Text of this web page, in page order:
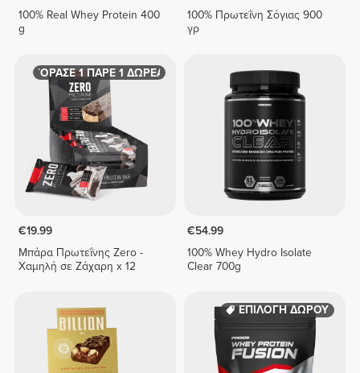
100% Real Whey Protein 400
g
100% Πρωτεΐνη Σόγιας 900
γρ
ΑΓΟΡΑΣΕ 1 ΠΑΡΕ 1 ΔΩΡΕΑΝ
€19.99
Μπάρα Πρωτεΐνης Zero -
Χαμηλή σε Ζάχαρη x 12
€54.99
100% Whey Hydro Isolate
Clear 700g
ΕΠΙΛΟΓΗ ΔΩΡΟΥ